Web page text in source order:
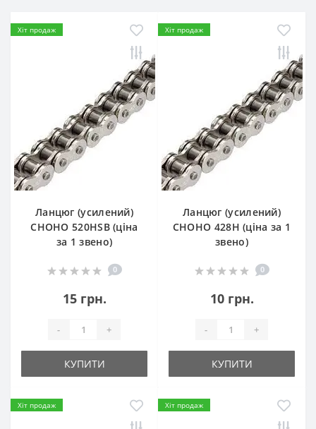
Хіт продаж
Ланцюг (усилений)
СHOHO 520HSB (ціна
за 1 звено)
0
15 грн.
- +
КУПИТИ
Хіт продаж
Ланцюг (усилений)
СHOHO 428H (ціна за 1
звено)
0
10 грн.
- +
КУПИТИ
Хіт продаж Хіт продаж